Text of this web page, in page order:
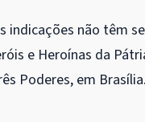
indicações não têm
e Heroínas da
Poderes, em